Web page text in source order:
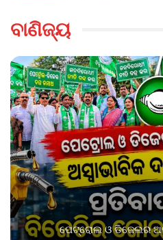
ବାଣିଜ୍ୟ
ପେଟ୍ରୋଲ ଓ ଡିଜେଲର